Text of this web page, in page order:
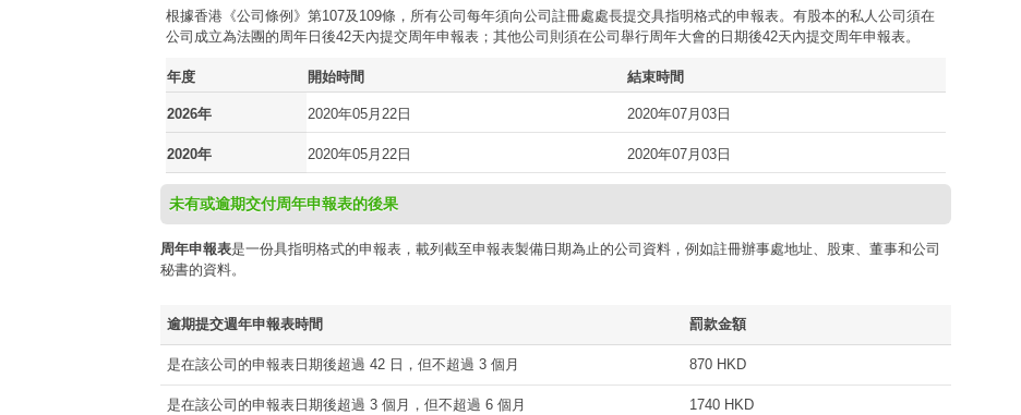
根據香港《公司條例》第107及109條，所有公司每年須向公司註冊處處長提交具指明格式的申報表。有股本的私人公司須在
公司成立為法團的周年日後42天內提交周年申報表；其他公司則須在公司舉行周年大會的日期後42天內提交周年申報表。
年度 開始時間 結束時間
2026年 2020年05月22日 2020年07月03日
2020年 2020年05月22日 2020年07月03日
未有或逾期交付周年申報表的後果
周年申報表是一份具指明格式的申報表，載列截至申報表製備日期為止的公司資料，例如註冊辦事處地址、股東、董事和公司
秘書的資料。
逾期提交週年申報表時間 罰款金額
是在該公司的申報表日期後超過 42 日，但不超過 3 個月 870 HKD
是在該公司的申報表日期後超過 3 個月，但不超過 6 個月 1740 HKD